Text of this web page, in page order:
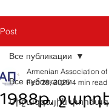
Post
Все публикации
Միջազգային
Все публикации
1988թ.
Armenian Association
Feb 28, 2025 4 min read